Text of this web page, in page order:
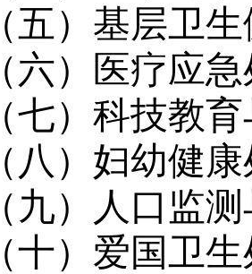
（五）基层卫
（六）医疗应
（七）科技教
（八）妇幼健
（九）人口监
（十）爱国卫